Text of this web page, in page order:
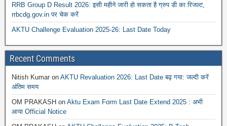
RRB Group D Result 2026: इसी महीने जारी हो सकता है ग्रुप डी का रिजल्ट,
rrbcdg.gov.in पर चेक करें
AKTU Challenge Evaluation 2025-26: Last Date Today
Recent Comments
Nitish Kumar on AKTU Revaluation 2026: Last Date बढ़ गया: जल्दी करें
अंतिम समय
OM PRAKASH on Aktu Exam Form Last Date Extend 2025 : अभी
आया Official Notice